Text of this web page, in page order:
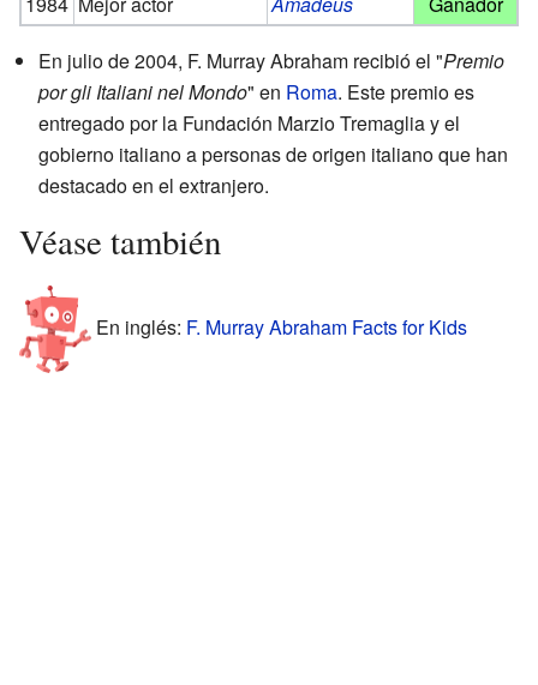
En julio de 2004, F. Murray Abraham recibió el "Premio
por gli Italiani nel Mondo" en Roma. Este premio es
entregado por la Fundación Marzio Tremaglia y el
gobierno italiano a personas de origen italiano que han
destacado en el extranjero.
Véase también
En inglés: F. Murray Abraham Facts for Kids